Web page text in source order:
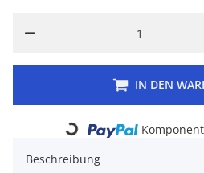
IN DEN
Loading...
Beschreibung